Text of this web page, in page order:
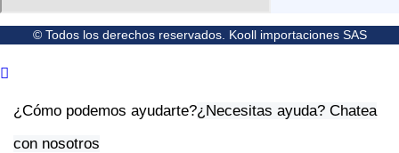
© Todos los derechos reservados. Kooll importaciones SAS
¿Cómo podemos ayudarte?¿Necesitas ayuda? Chatea
con nosotros